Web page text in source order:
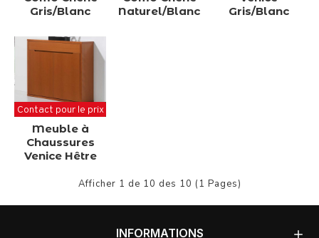
Gris/Blanc
Naturel/Blanc
Gris/Blanc
Contact pour le prix
Meuble à
Chaussures
Venice Hêtre
Afficher 1 de 10 des 10 (1 Pages)
INFORMATIONS